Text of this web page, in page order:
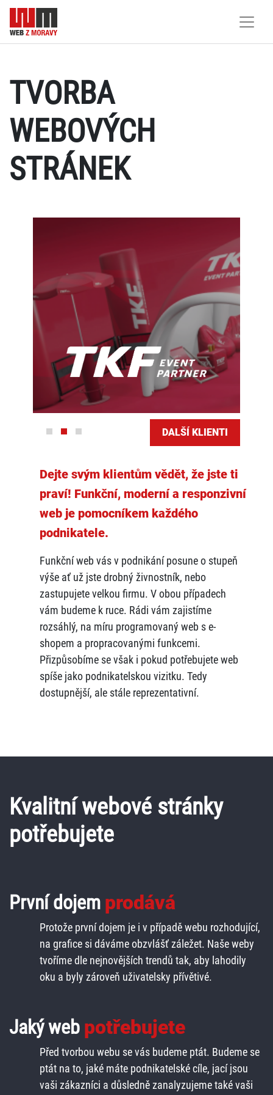
TVORBA
WEBOVÝCH
STRÁNEK
DALŠÍ KLIENTI
Dejte svým klientům vědět, že jste ti
praví! Funkční, moderní a responzivní
web je pomocníkem každého
podnikatele.
Funkční web vás v podnikání posune o stupeň
výše ať už jste drobný živnostník, nebo
zastupujete velkou firmu. V obou případech
vám budeme k ruce. Rádi vám zajistíme
rozsáhlý, na míru programovaný web s e-
shopem a propracovanými funkcemi.
Přizpůsobíme se však i pokud potřebujete web
spíše jako podnikatelskou vizitku. Tedy
dostupnější, ale stále reprezentativní.
Kvalitní webové stránky
potřebujete
První dojem prodává
Protože první dojem je i v případě webu rozhodující,
na grafice si dáváme obzvlášť záležet. Naše weby
tvoříme dle nejnovějších trendů tak, aby lahodily
oku a byly zároveň uživatelsky přívětivé.
Jaký web potřebujete
Před tvorbou webu se vás budeme ptát. Budeme se
ptát na to, jaké máte podnikatelské cíle, jací jsou
vaši zákazníci a důsledně zanalyzujeme také vaši